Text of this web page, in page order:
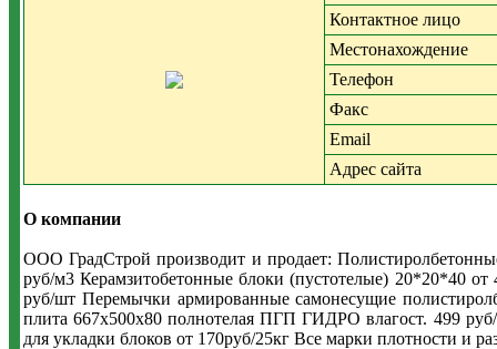
Контактное лицо
Местонахождение
Телефон
Факс
Email
Адрес сайта
О компании
ООО ГрадСтрой производит и продает:
руб/м3 Керамзитобетонные блоки (пустотелые) 20*20*40
руб/шт Перемычки армированные самонесущие
плита 667х500х80 полнотелая ПГП ГИДРО влагост. 499
для укладки блоков от 170руб/25кг Все марки плотности и